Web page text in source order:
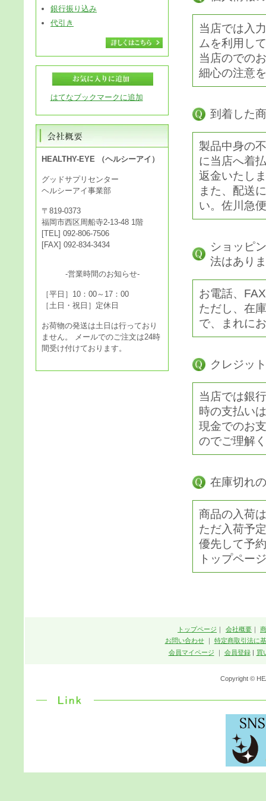
当店では入
ムを利用し
当店のでの
細心の注意
到着した
製品中身の
に当店へ着
返金いたし
また、配送
い。佐川急
ショッピ
法はあり
お電話、
ただし、在
で、まれに
クレジッ
当店では銀
時の支払い
現金でのお
のでご理解
在庫切れ
商品の入荷
ただ入荷予
優先して予
トップペー
銀行振り込み
代引き
はてなブックマークに追加
HEALTHY-EYE （ヘルシーアイ）
グッドサプリセンター
ヘルシーアイ事業部
〒819-0373
福岡市西区周船寺2-13-48 1階
[TEL] 092-806-7506
[FAX] 092-834-3434
-営業時間のお知らせ-
［平日］10：00～17：00
［土日・祝日］定休日
お荷物の発送は土日は行っており
ません。 メールでのご注文は24時
間受け付けております。
トップページ ｜ 会社概要 ｜
お問い合わせ｜ 特定商取引法に
会員マイページ ｜ 会員登録| 買
Copyright ©